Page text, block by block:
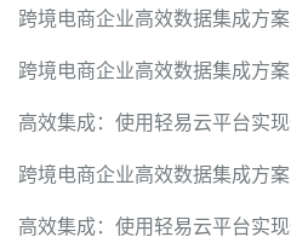
跨境电商企业高效数据集成方案
跨境电商企业高效数据集成方案
跨境电商企业高效数据集成方案